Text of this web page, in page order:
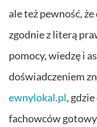
ale też pewność,
zgodnie z literą
pomocy, wiedzę i
doświadczeniem
ewnylokal.pl,
fachowców